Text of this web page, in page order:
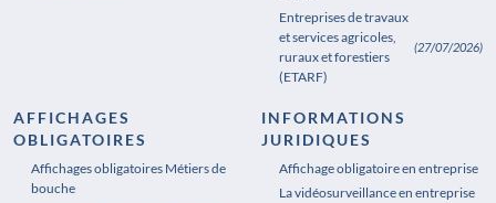
Entreprises de travaux
et services agricoles,
ruraux et forestiers
(ETARF)
(27/07/2026)
AFFICHAGES
OBLIGATOIRES
Affichages obligatoires Métiers de
bouche
Affichages obligatoires Pharmacie
INFORMATIONS
JURIDIQUES
Affichage obligatoire en entreprise
La vidéosurveillance en entreprise